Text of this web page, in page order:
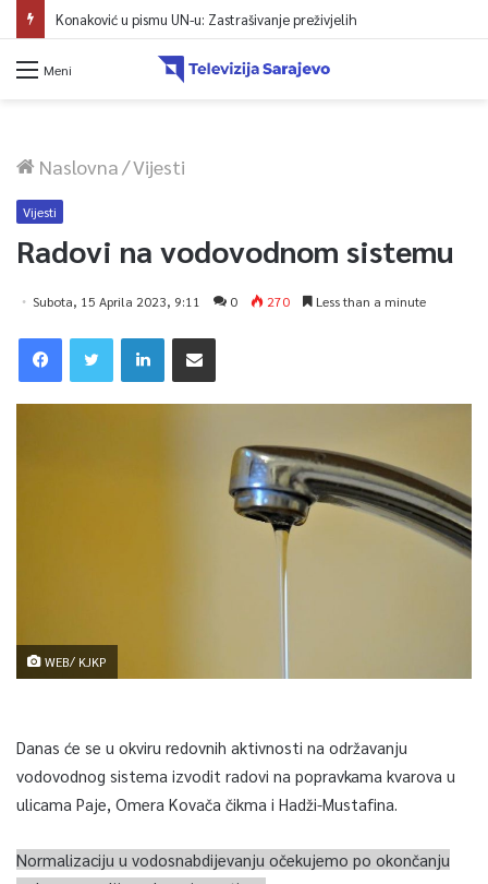
Konaković u pismu UN-u: Zastrašivanje preživjelih
Meni
Naslovna/Vijesti
Vijesti
Radovi na vodovodnom sistemu
Subota, 15 Aprila 2023, 9:11 0 270 Less than a minute
WEB/ KJKP
Danas će se u okviru redovnih aktivnosti na održavanju
vodovodnog sistema izvodit radovi na popravkama kvarova u
ulicama Paje, Omera Kovača čikma i Hadži-Mustafina.
Normalizaciju u vodosnabdijevanju očekujemo po okončanju